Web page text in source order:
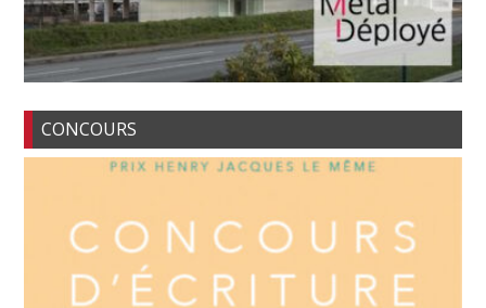
CONCOURS